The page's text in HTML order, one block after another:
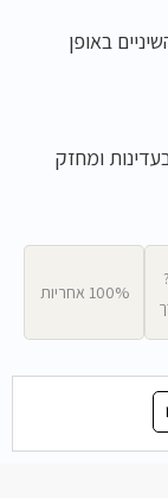
באופן
ומחזק
הפה ומונע
נעים
100% אחריות